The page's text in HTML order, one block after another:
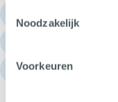
Noodzakelijk
Voorkeuren
Churchilllaan 11,